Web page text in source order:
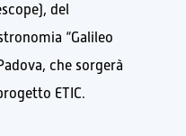
del
“Galileo
che sorgerà
ETIC.